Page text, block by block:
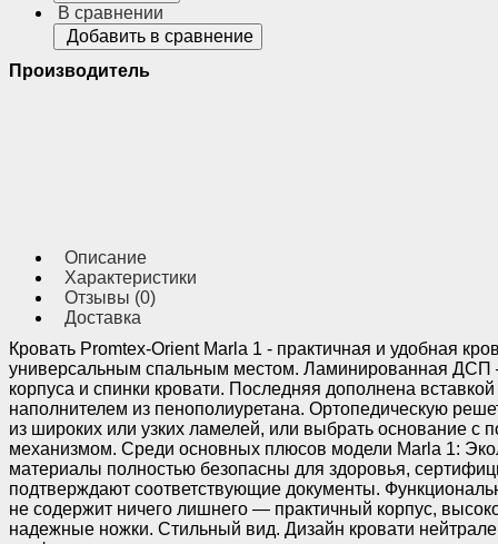
В сравнении
Добавить в сравнение
Производитель
Описание
Характеристики
Отзывы (0)
Доставка
Кровать Promtex-Orient Marla 1 - практичная и удобная
универсальным спальным местом. Ламинированная ДСП
корпуса и спинки кровати. Последняя дополнена
наполнителем из пенополиуретана. Ортопедическую
из широких или узких ламелей, или выбрать основание с
механизмом. Среди основных плюсов модели Marla 1:
материалы полностью безопасны для здоровья,
подтверждают соответствующие документы.
не содержит ничего лишнего — практичный корпус,
надежные ножки. Стильный вид. Дизайн кровати